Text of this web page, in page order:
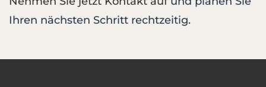
Ihren nächsten Schritt rechtzeitig.